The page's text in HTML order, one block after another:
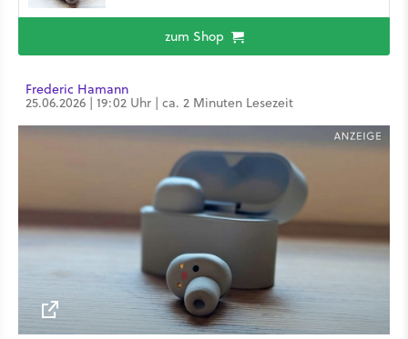
zum Shop
Frederic Hamann
25.06.2026 | 19:02 Uhr | ca. 2 Minuten Lesezeit